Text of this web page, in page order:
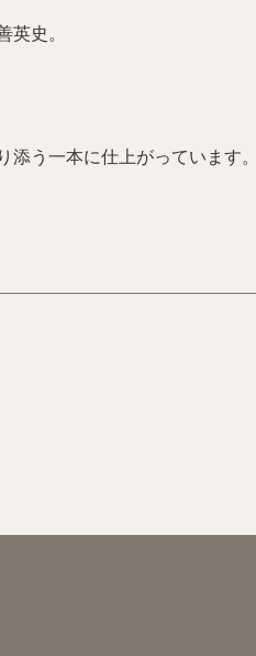
英史。
う一本に仕上がっています。